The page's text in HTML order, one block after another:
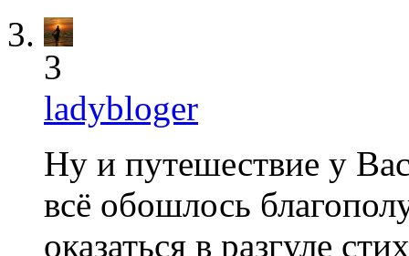
3
ladybloger
Ну и путешествие у
всё обошлось
оказаться в разгуле